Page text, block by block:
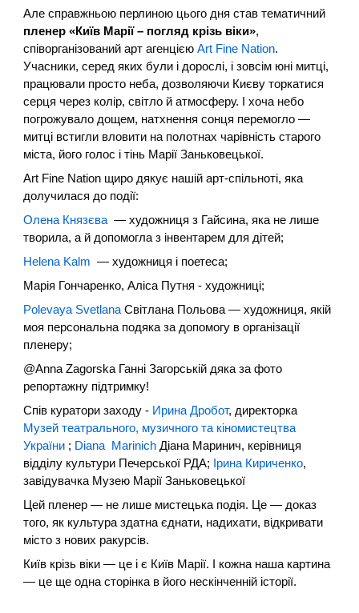
Але справжньою перлиною цього дня став тематичний
пленер «Київ Марії – погляд крізь віки»,
співорганізований арт агенцією Art Fine Nation.
Учасники, серед яких були і дорослі, і зовсім юні митці,
працювали просто неба, дозволяючи Києву торкатися
серця через колір, світло й атмосферу. І хоча небо
погрожувало дощем, натхнення сонця перемогло —
митці встигли вловити на полотнах чарівність старого
міста, його голос і тінь Марії Заньковецької.
Art Fine Nation щиро дякує нашій арт-спільноті, яка
долучилася до події:
Олена Князєва — художниця з Гайсина, яка не лише
творила, а й допомогла з інвентарем для дітей;
Helena Kalm — художниця і поетеса;
Марія Гончаренко, Аліса Путня - художниці;
Polevaya Svetlana Світлана Польова — художниця, якій
моя персональна подяка за допомогу в організації
пленеру;
@Anna Zagorska Ганні Загорській дяка за фото
репортажну підтримку!
Спів куратори заходу - Ирина Дробот, директорка
Музей театрального, музичного та кіномистецтва
України ; Diana Marinich Діана Маринич, керівниця
відділу культури Печерської РДА; Ірина Кириченко,
завідувачка Музею Марії Заньковецької
Цей пленер — не лише мистецька подія. Це — доказ
того, як культура здатна єднати, надихати, відкривати
місто з нових ракурсів.
Київ крізь віки — це і є Київ Марії. І кожна наша картина
— це ще одна сторінка в його нескінченній історії.